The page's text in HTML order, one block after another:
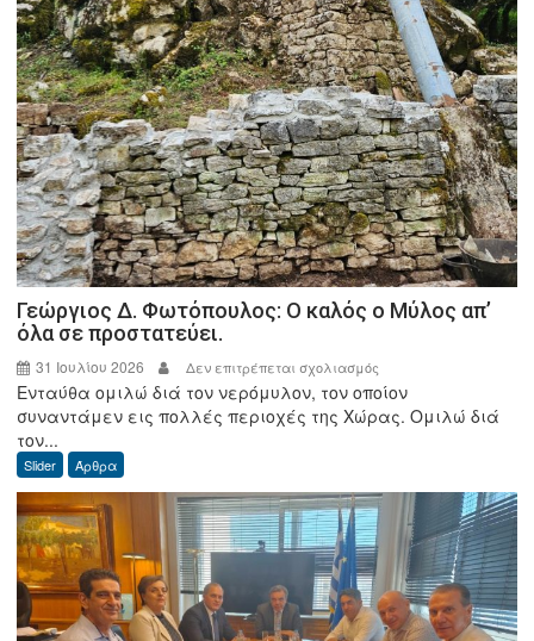
Γεώργιος Δ. Φωτόπουλος: Ο καλός ο Μύλος απ’
όλα σε προστατεύει.
31 Ιουλίου 2026 Δεν επιτρέπεται σχολιασμός
Γεώργιος
Δ.
καλός
Μύλος
απ’
όλα
σε
Ενταύθα ομιλώ διά τον νερόμυλον, τον οποίον
συναντάμεν εις πολλές περιοχές της Χώρας. Ομιλώ διά
τον...
Slider Άρθρα